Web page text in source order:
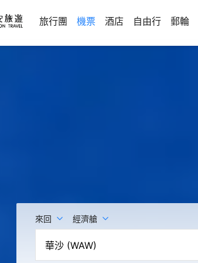
旅行團 機票 酒店 自由行 郵輪
來回 經濟艙